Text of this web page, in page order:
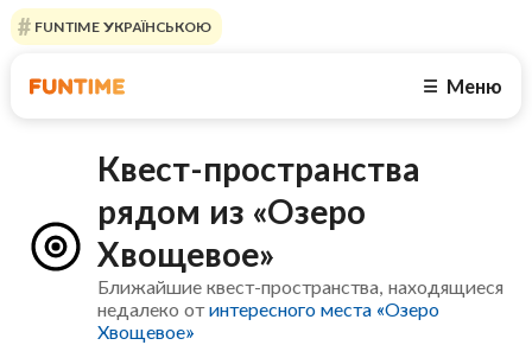
FUNTIME УКРАЇНСЬКОЮ
☰ Меню
Квест-пространства
рядом из «Озеро
Хвощевое»
Ближайшие квест-пространства, находящиеся
недалеко отинтересного места «Озеро
Хвощевое»